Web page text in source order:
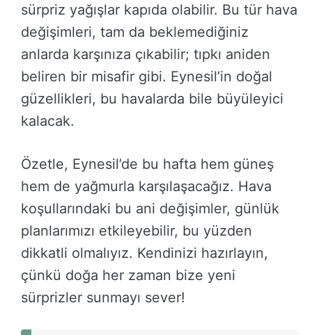
sürpriz yağışlar kapıda olabilir. Bu tür hava
değişimleri, tam da beklemediğiniz
anlarda karşınıza çıkabilir; tıpkı aniden
beliren bir misafir gibi. Eynesil’in doğal
güzellikleri, bu havalarda bile büyüleyici
kalacak.
Özetle, Eynesil’de bu hafta hem güneş
hem de yağmurla karşılaşacağız. Hava
koşullarındaki bu ani değişimler, günlük
planlarımızı etkileyebilir, bu yüzden
dikkatli olmalıyız. Kendinizi hazırlayın,
çünkü doğa her zaman bize yeni
sürprizler sunmayı sever!